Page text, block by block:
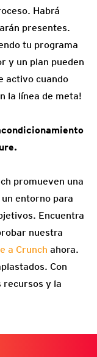
Habrá
presentes.
tu programa
y un plan pueden
activo cuando
la línea de meta!
promueven una
entorno para
Encuentra
nuestra
a Crunch ahora.
Con
recursos y la